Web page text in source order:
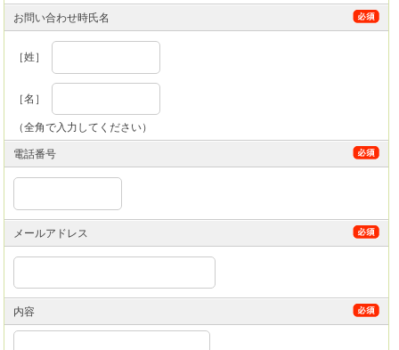
お問い合わせ時氏名
［姓］
［名］
（全角で入力してください）
電話番号
メールアドレス
内容